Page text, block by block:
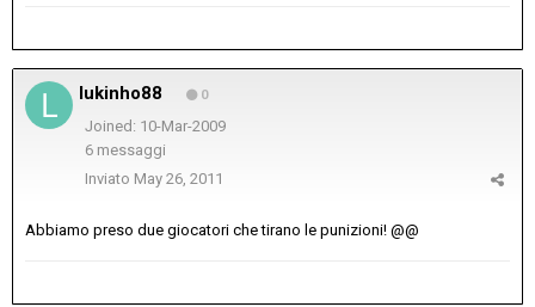
lukinho88 0
Joined: 10-Mar-2009
6 messaggi
Inviato May 26, 2011
Abbiamo preso due giocatori che tirano le punizioni! @@